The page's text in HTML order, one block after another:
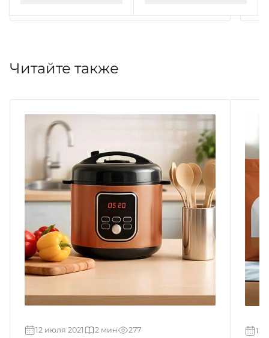
Читайте также
12 июля 2021 2 мин 277 12